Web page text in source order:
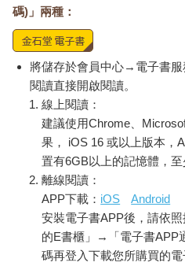
碼)」兩種：
將儲存於會員中心→電子書服
閱讀直接開啟閱讀。
線上閱讀：
建議使用Chrome、
果， iOS 16 或以上版本，
置有6GB以上的記憶體，至
離線閱讀：
APP下載： iOS
Android
安裝電子書APP後，請依
的E書櫃」→「電子書APP
碼再登入下載您所購買的